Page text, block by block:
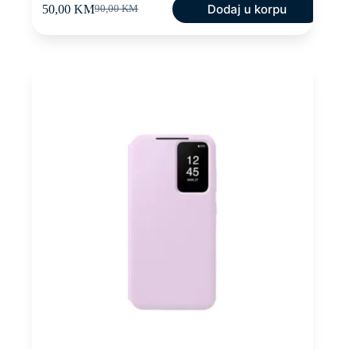
90,00KM
Original
50,00KMCurrent
Dodaj u korpu